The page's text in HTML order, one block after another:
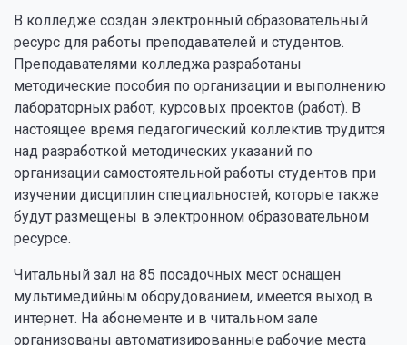
В колледже создан электронный образовательный
ресурс для работы преподавателей и студентов.
Преподавателями колледжа разработаны
методические пособия по организации и выполнению
лабораторных работ, курсовых проектов (работ). В
настоящее время педагогический коллектив трудится
над разработкой методических указаний по
организации самостоятельной работы студентов при
изучении дисциплин специальностей, которые также
будут размещены в электронном образовательном
ресурсе.
Читальный зал на 85 посадочных мест оснащен
мультимедийным оборудованием, имеется выход в
интернет. На абонементе и в читальном зале
организованы автоматизированные рабочие места